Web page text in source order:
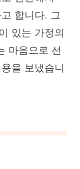
합니다. 그
있는 가정의
마음으로 선
을 보냈습니